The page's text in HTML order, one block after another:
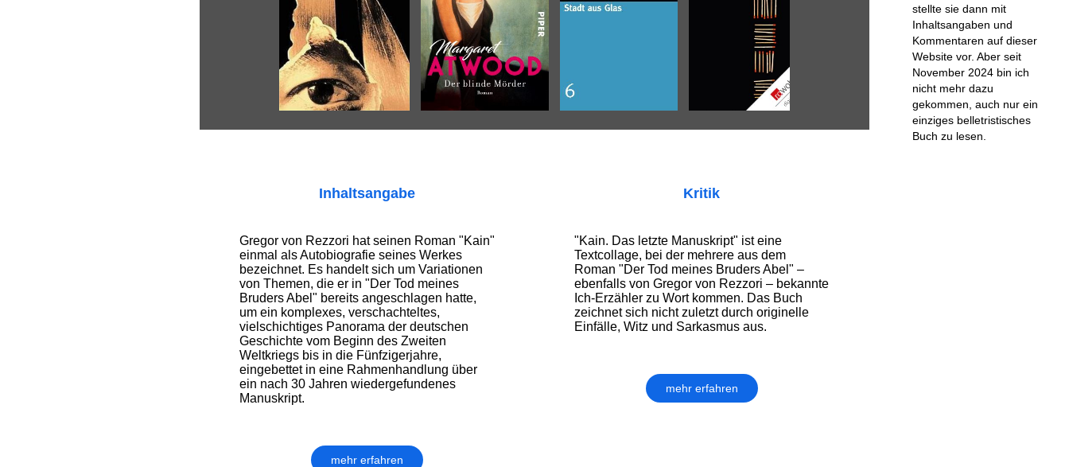
Inhaltsangabe
Gregor von Rezzori hat seinen Roman "Kain"
einmal als Autobiografie seines Werkes
bezeichnet. Es handelt sich um Variationen
von Themen, die er in "Der Tod meines
Bruders Abel" bereits angeschlagen hatte,
um ein komplexes, verschachteltes,
vielschichtiges Panorama der deutschen
Geschichte vom Beginn des Zweiten
Weltkriegs bis in die Fünfzigerjahre,
eingebettet in eine Rahmenhandlung über
ein nach 30 Jahren wiedergefundenes
Manuskript.
mehr erfahren
Kritik
"Kain. Das letzte Manuskript" ist eine
Textcollage, bei der mehrere aus dem
Roman "Der Tod meines Bruders Abel" –
ebenfalls von Gregor von Rezzori – bekannte
Ich-Erzähler zu Wort kommen. Das Buch
zeichnet sich nicht zuletzt durch originelle
Einfälle, Witz und Sarkasmus aus.
mehr erfahren
stellte sie dann mit
Inhaltsangaben und
Kommentaren auf dieser
Website vor. Aber seit
November 2024 bin ich
nicht mehr dazu
gekommen, auch nur ein
einziges belletristisches
Buch zu lesen.